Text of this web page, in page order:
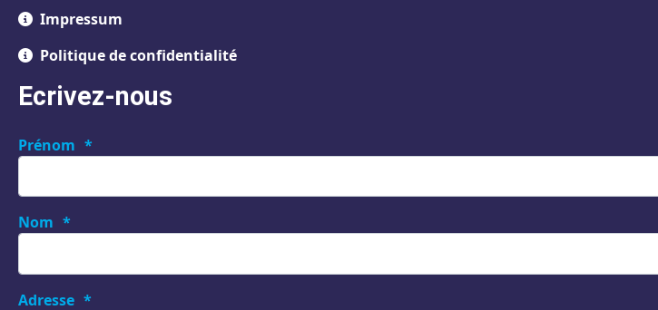
Impressum
Politique de confidentialité
Ecrivez-nous
Prénom
Nom
Adresse